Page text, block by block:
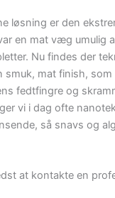
løsning er den
en mat væg umulig
Nu findes der
smuk, mat finish,
fedtfingre og
vi i dag ofte
så snavs og
at kontakte en